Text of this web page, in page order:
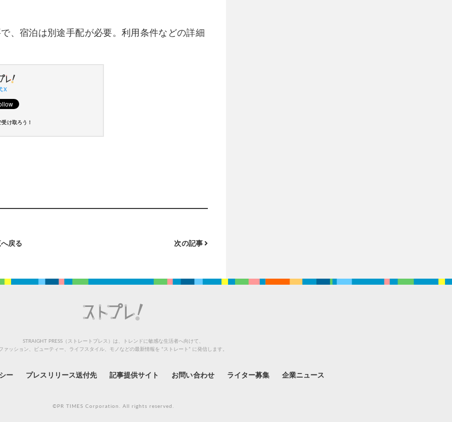
、宿泊は別途手配が必要。利用条件などの詳細
X
け取ろう！
戻る 次の記事
STRAIGHT PRESS（ストレートプレス）は、トレンドに敏感な生活者へ向けて、
ァッション、ビューティー、ライフスタイル、モノなどの最新情報を “ストレート” に発信します。
ー プレスリリース送付先 記事提供サイト お問い合わせ ライター募集 企業ニュース
©PR TIMES Corporation. All rights reserved.